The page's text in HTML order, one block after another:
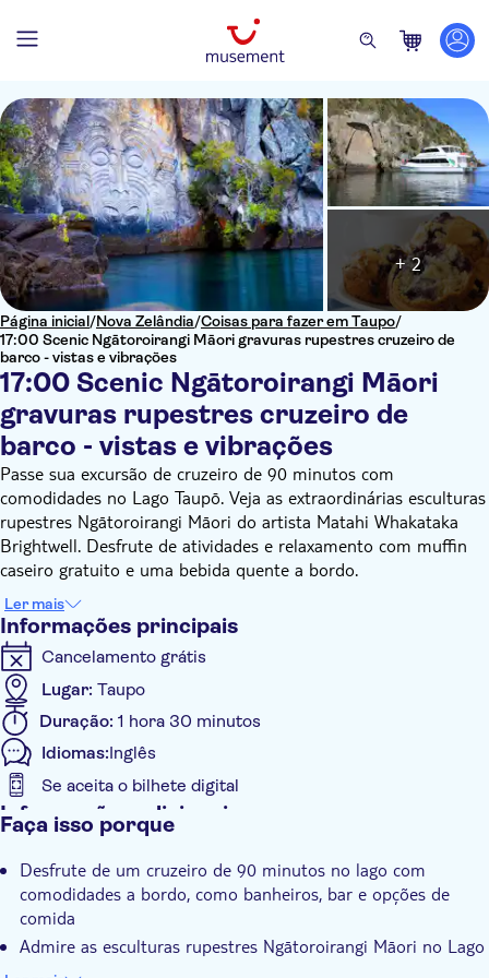
Página inicial/Nova Zelândia/Coisas para fazer em Taupo/
17:00 Scenic Ngātoroirangi Māori gravuras rupestres cruzeiro de
barco - vistas e vibrações
17:00 Scenic Ngātoroirangi Māori
gravuras rupestres cruzeiro de
barco - vistas e vibrações
+ 2
Passe sua excursão de cruzeiro de 90 minutos com
comodidades no Lago Taupō. Veja as extraordinárias esculturas
rupestres Ngātoroirangi Māori do artista Matahi Whakataka
Brightwell. Desfrute de atividades e relaxamento com muffin
caseiro gratuito e uma bebida quente a bordo.
Ler mais
Informações principais
Cancelamento grátis
Lugar: Taupo
Duração: 1 hora 30 minutos
Idiomas:Inglês
Se aceita o bilhete digital
Informações adicionais
Voucher eletrônico
Faça isso porque
Desfrute de um cruzeiro de 90 minutos no lago com
comodidades a bordo, como banheiros, bar e opções de
comida
Admire as esculturas rupestres Ngātoroirangi Māori no Lago
Taupō pelo artista Matahi Whakataka Brightwell